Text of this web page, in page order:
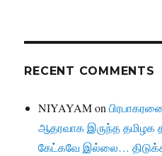
RECENT COMMENTS
NIYAYAMon
ஆதரவாக இருந்த
கேட்கவே இல்லை…